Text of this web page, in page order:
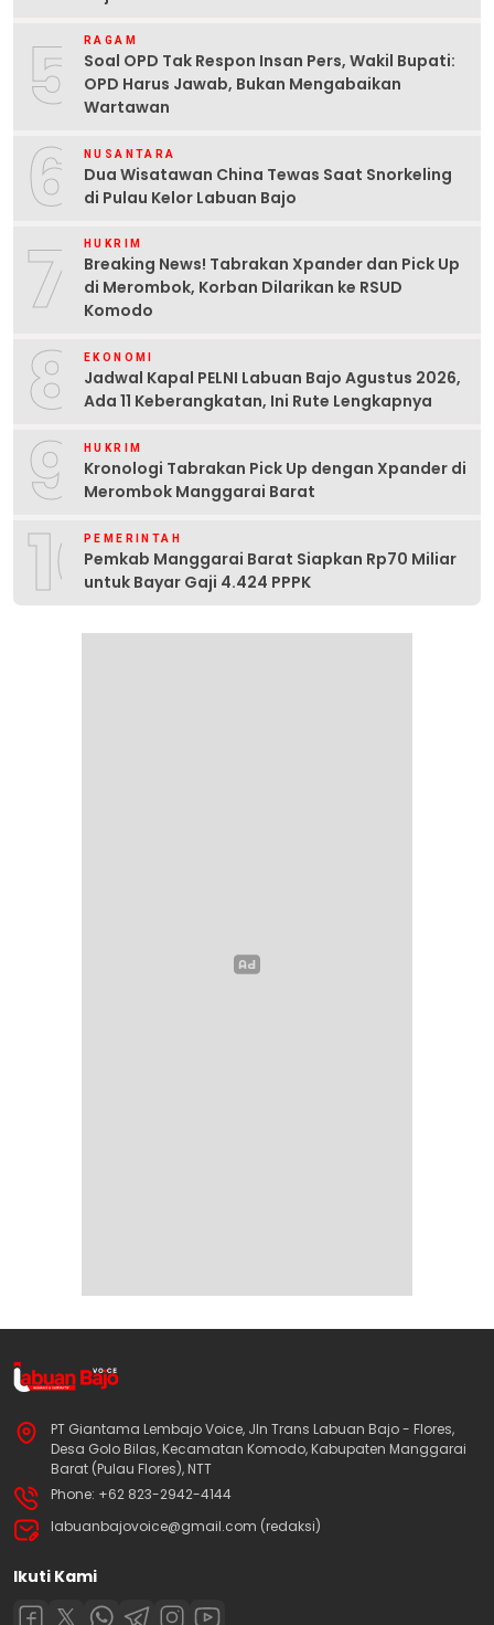
5 RAGAM
Soal OPD Tak Respon Insan Pers, Wakil Bupati:
OPD Harus Jawab, Bukan Mengabaikan
Wartawan
6 NUSANTARA
Dua Wisatawan China Tewas Saat Snorkeling
di Pulau Kelor Labuan Bajo
7 HUKRIM
Breaking News! Tabrakan Xpander dan Pick Up
di Merombok, Korban Dilarikan ke RSUD
Komodo
8 EKONOMI
Jadwal Kapal PELNI Labuan Bajo Agustus 2026,
Ada 11 Keberangkatan, Ini Rute Lengkapnya
9 HUKRIM
Kronologi Tabrakan Pick Up dengan Xpander di
Merombok Manggarai Barat
10PEMERINTAH
Pemkab Manggarai Barat Siapkan Rp70 Miliar
untuk Bayar Gaji 4.424 PPPK
PT Giantama Lembajo Voice, Jln Trans Labuan Bajo - Flores,
Desa Golo Bilas, Kecamatan Komodo, Kabupaten Manggarai
Barat (Pulau Flores), NTT
Phone: +62 823-2942-4144
labuanbajovoice@gmail.com (redaksi)
Ikuti Kami